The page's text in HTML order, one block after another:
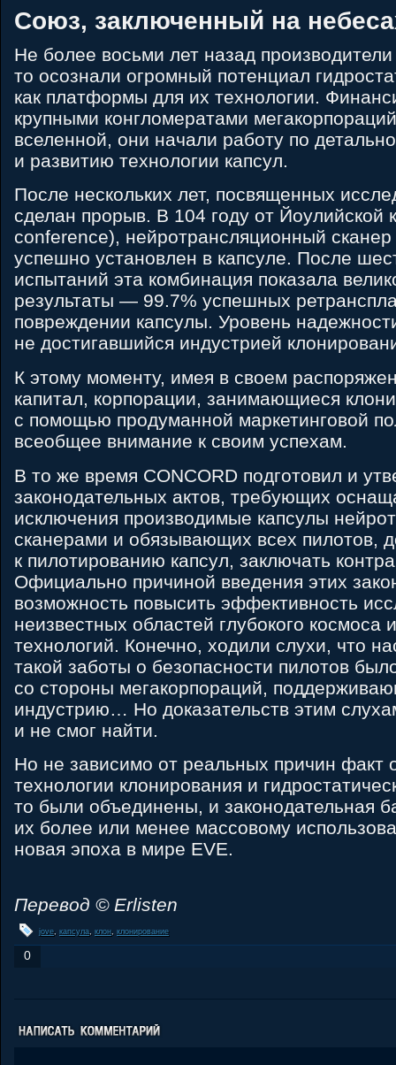
Союз, заключенный на
Не более восьми лет назад
то осознали огромный потенциал
как платформы для их технологии.
крупными конгломератами
вселенной, они начали работу по
и развитию технологии капсул.
После нескольких лет, посвященных
сделан прорыв. В 104 году от Йоулийской
conference), нейротрансляционный
успешно установлен в капсуле. После
испытаний эта комбинация показала
результаты — 99.7% успешных
повреждении капсулы. Уровень
не достигавшийся индустрией
К этому моменту, имея в своем
капитал, корпорации, занимающиеся
с помощью продуманной маркетинговой
всеобщее внимание к своим успехам.
В то же время CONCORD подготовил и
законодательных актов, требующих
исключения производимые капсулы
сканерами и обязывающих всех пилотов,
к пилотированию капсул, заключать
Официально причиной введения этих
возможность повысить эффективность
неизвестных областей глубокого космоса
технологий. Конечно, ходили слухи, что
такой заботы о безопасности пилотов
со стороны мегакорпораций,
индустрию… Но доказательств этим
и не смог найти.
Но не зависимо от реальных причин факт
технологии клонирования и
то были объединены, и законодательная
их более или менее массовому
новая эпоха в мире EVE.
Перевод © Erlisten
jove, капсула клон клонирование
0